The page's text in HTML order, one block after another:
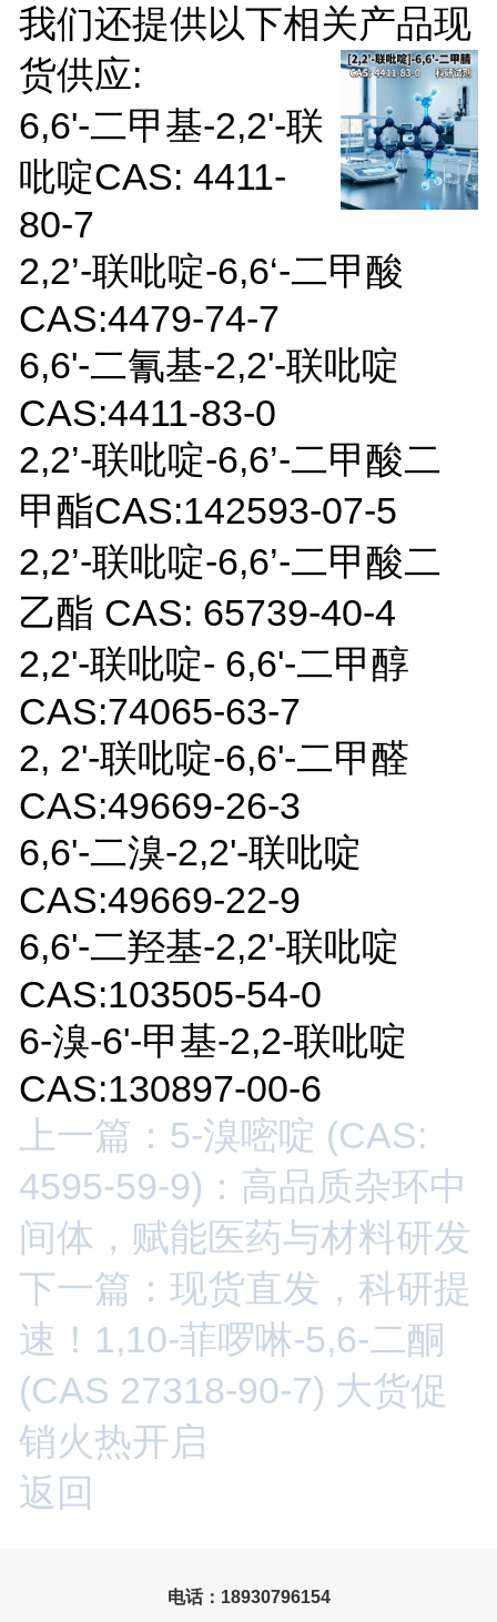
我们还提供以下相关产品现
货供应:
6,6'-二甲基-2,2'-联
吡啶CAS: 4411-
80-7
2,2’-联吡啶-6,6‘-二甲酸
CAS:4479-74-7
6,6'-二氰基-2,2'-联吡啶
CAS:4411-83-0
2,2’-联吡啶-6,6’-二甲酸二
甲酯CAS:142593-07-5
2,2’-联吡啶-6,6’-二甲酸二
乙酯 CAS: 65739-40-4
2,2'-联吡啶- 6,6'-二甲醇
CAS:74065-63-7
2, 2'-联吡啶-6,6'-二甲醛
CAS:49669-26-3
6,6'-二溴-2,2'-联吡啶
CAS:49669-22-9
6,6'-二羟基-2,2'-联吡啶
CAS:103505-54-0
6-溴-6'-甲基-2,2-联吡啶
CAS:130897-00-6
上一篇：5-溴嘧啶 (CAS:
4595-59-9)：高品质杂环中
间体，赋能医药与材料研发
下一篇：现货直发，科研提
速！1,10-菲啰啉-5,6-二酮
(CAS 27318-90-7) 大货促
销火热开启
返回
电话：18930796154